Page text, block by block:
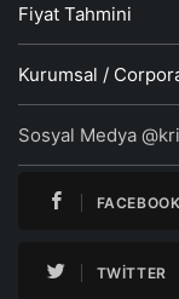
Fiyat Tahmini
Kurumsal /
Sosyal Medya
FACEBOOK
TWITTER